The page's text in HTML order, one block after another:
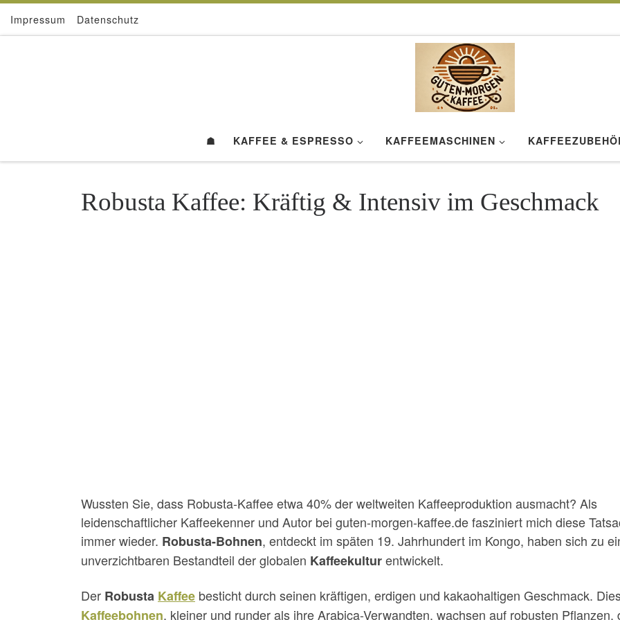
Zum Inhalt springen
Impressum Datenschutz
☗ KAFFEE & ESPRESSO KAFFEEMASCHINEN
Robusta Kaffee: Kräftig & Intensiv im Geschmack
Wussten Sie, dass Robusta-Kaffee etwa 40% der weltweiten Kaffeeproduktion ausmacht? Als
leidenschaftlicher Kaffeekenner und Autor bei guten-morgen-kaffee.de fasziniert mich diese
immer wieder. Robusta-Bohnen, entdeckt im späten 19. Jahrhundert im Kongo, haben sich zu
unverzichtbaren Bestandteil der globalen Kaffeekulturentwickelt.
Der Robusta Kaffee besticht durch seinen kräftigen, erdigen und kakaohaltigen Geschmack.
Kaffeebohnen, kleiner und runder als ihre Arabica-Verwandten, wachsen auf robusten Pflanzen,